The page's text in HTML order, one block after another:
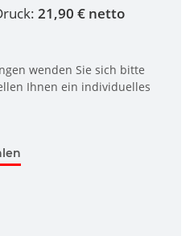
21,90 € netto
wenden Sie sich bitte
Ihnen ein individuelles